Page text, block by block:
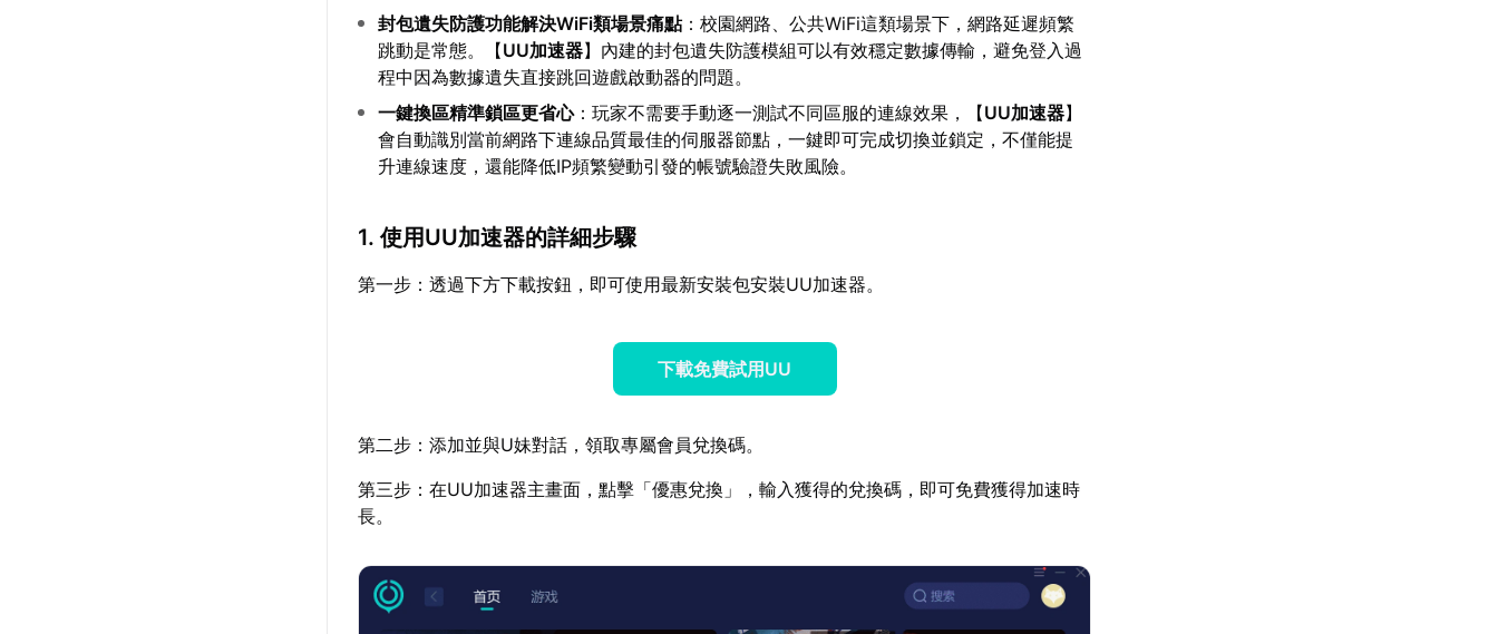
封包遺失防護功能解決WiFi類場景痛點：校園網路、公共WiFi這類場景下，網路延遲頻繁
跳動是常態。【UU加速器】內建的封包遺失防護模組可以有效穩定數據傳輸，避免登入過
程中因為數據遺失直接跳回遊戲啟動器的問題。
一鍵換區精準鎖區更省心：玩家不需要手動逐一測試不同區服的連線效果，【UU加速器】
會自動識別當前網路下連線品質最佳的伺服器節點，一鍵即可完成切換並鎖定，不僅能提
升連線速度，還能降低IP頻繁變動引發的帳號驗證失敗風險。
1. 使用UU加速器的詳細步驟
第一步：透過下方下載按鈕，即可使用最新安裝包安裝UU加速器。
下載免費試用UU
第二步：添加並與U妹對話，領取專屬會員兌換碼。
第三步：在UU加速器主畫面，點擊「優惠兌換」，輸入獲得的兌換碼，即可免費獲得加速時
長。